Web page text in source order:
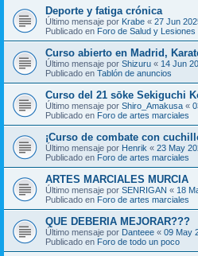
Deporte y fatiga crónica
Último mensaje por Krabe « 27 Jun
Publicado en Foro de Salud y Lesiones
Curso abierto en Madrid,
Último mensaje por Shizuru « 14 Jun
Publicado en Tablón de anuncios
Curso del 21 sōke Sekiguchi
Último mensaje por Shiro_Amakusa «
Publicado en Foro de artes marciales
¡Curso de combate con
Último mensaje por Henrik « 23 May
Publicado en Foro de artes marciales
ARTES MARCIALES MURCIA
Último mensaje por SENRIGAN « 18
Publicado en Foro de artes marciales
QUE DEBERIA MEJORAR???
Último mensaje por Danteee « 09 May
Publicado en Foro de todo un poco